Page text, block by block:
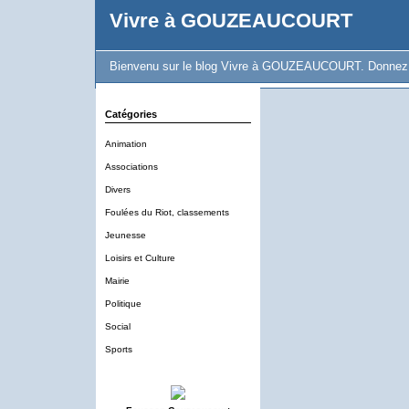
Vivre à GOUZEAUCOURT
Bienvenu sur le blog Vivre à GOUZEAUCOURT.
Catégories
Animation
Associations
Divers
Foulées du Riot, classements
Jeunesse
Loisirs et Culture
Mairie
Politique
Social
Sports